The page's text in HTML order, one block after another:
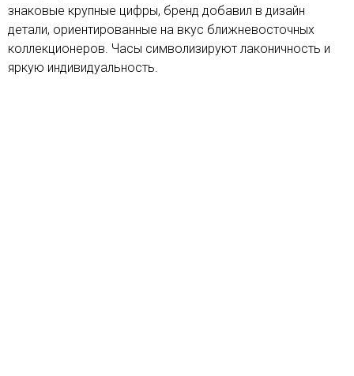
знаковые крупные цифры, бренд добавил в дизайн
детали, ориентированные на вкус ближневосточных
коллекционеров. Часы символизируют лаконичность и
яркую индивидуальность.